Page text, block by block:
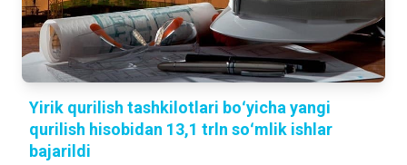
Yirik qurilish tashkilotlari boʻyicha yangi
qurilish hisobidan 13,1 trln soʻmlik ishlar
bajarildi